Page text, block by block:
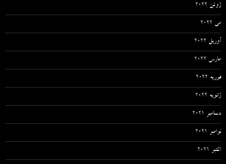
ژوئن 2022
می 2022
آوریل 2022
مارس 2022
فوریه 2022
ژانویه 2022
دسامبر 2021
نوامبر 2021
اکتبر 2021